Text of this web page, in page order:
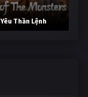
Yêu Thần Lệnh